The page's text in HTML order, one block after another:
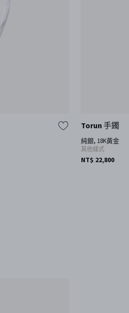
Torun 手鐲
純銀, 18K黃金
其他樣式
NT$ 22,800